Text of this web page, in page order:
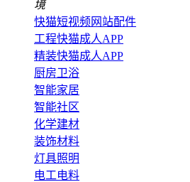
快猫短视频网站配件
工程快猫成人APP
精装快猫成人APP
厨房卫浴
智能家居
智能社区
化学建材
装饰材料
灯具照明
电工电料